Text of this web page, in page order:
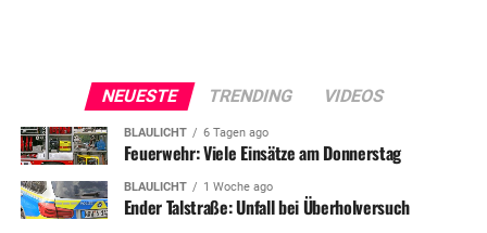
NEUESTE TRENDING VIDEOS
BLAULICHT 6 Tagen ago
Feuerwehr: Viele Einsätze am Donnerstag
BLAULICHT 1 Woche ago
Ender Talstraße: Unfall bei Überholversuch